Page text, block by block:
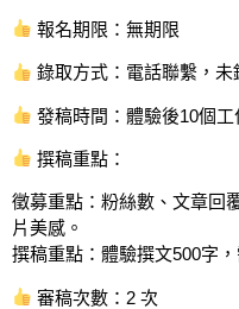
報名期限：無期限
錄取方式：電話聯繫，未
發稿時間：體驗後10個工
撰稿重點：
徵募重點：粉絲數、文章回
片美感。
撰稿重點：體驗撰文500字，
審稿次數：2 次